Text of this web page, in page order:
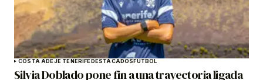
COSTA ADEJE TENERIFEDESTACADOSFÚTBOL
Silvia Doblado pone fin a una trayectoria ligada